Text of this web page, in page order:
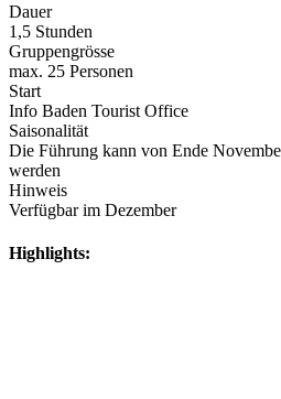
Dauer
1,5 Stunden
Gruppengrösse
max. 25 Personen
Start
Info Baden Tourist Office
Saisonalität
Die Führung kann von Ende
werden
Hinweis
Verfügbar im Dezember
Highlights: